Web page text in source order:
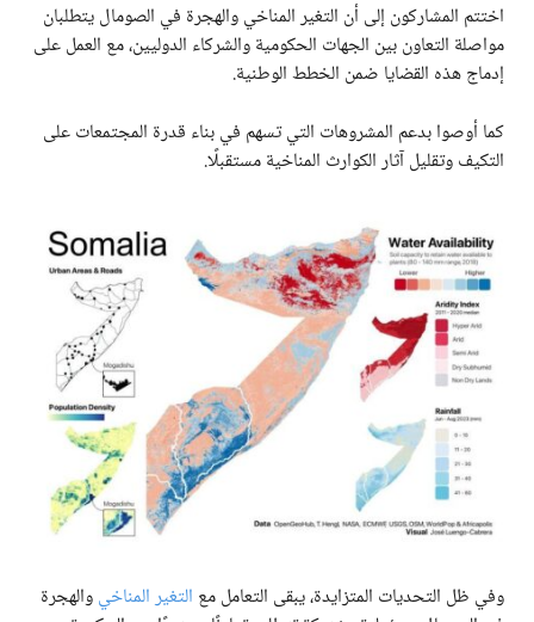
اختتم المشاركون إلى أن التغير المناخي والهجرة في الصومال يتطلبان
مواصلة التعاون بين الجهات الحكومية والشركاء الدوليين، مع العمل على
إدماج هذه القضايا ضمن الخطط الوطنية.
كما أوصوا بدعم المشروهات التي تسهم في بناء قدرة المجتمعات على
التكيف وتقليل آثار الكوارث المناخية مستقبلًا.
وفي ظل التحديات المتزايدة، يبقى التعامل مع التغير المناخيوالهجرة